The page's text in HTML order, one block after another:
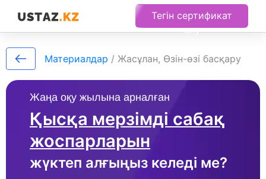
Тегін сертификат
алу
Жаңа оқу жылына арналған
Қысқа мерзімді сабақ
жоспарларын
жүктеп алғыңыз келеді ме?
Материалдар / Жасұлан, Өзін-өзі басқару